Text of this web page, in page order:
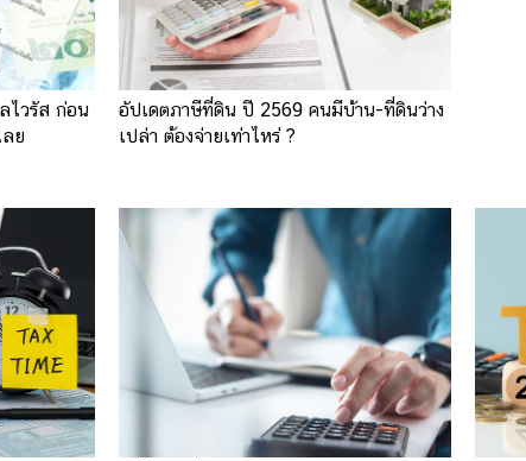
ไวรัส ก่อน
ย
อัปเดตภาษีที่ดิน ปี 2569 คนมีบ้าน-ที่ดินว่าง
เปล่า ต้องจ่ายเท่าไหร่ ?